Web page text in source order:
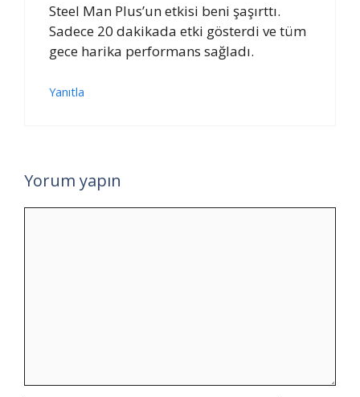
Steel Man Plus’un etkisi beni şaşırttı.
Sadece 20 dakikada etki gösterdi ve tüm
gece harika performans sağladı.
Yanıtla
Yorum yapın